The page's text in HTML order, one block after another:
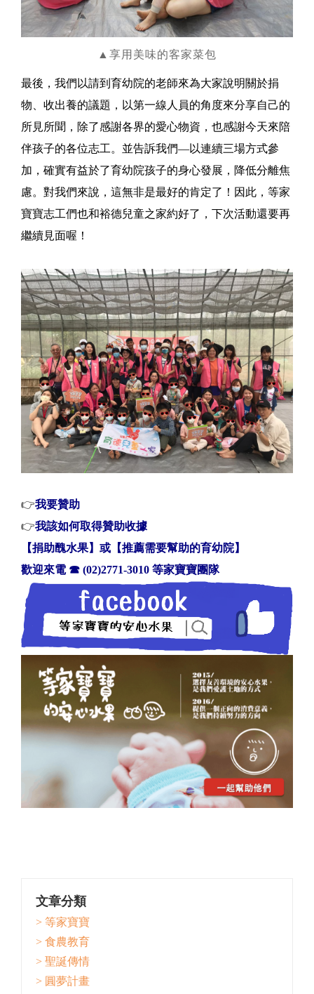
▲享用美味的客家菜包
最後，我們以請到育幼院的老師來為大家說明關於捐
物、收出養的議題，以第一線人員的角度來分享自己的
所見所聞，除了感謝各界的愛心物資，也感謝今天來陪
伴孩子的各位志工。並告訴我們—以連續三場方式參
加，確實有益於了育幼院孩子的身心發展，降低分離焦
慮。對我們來說，這無非是最好的肯定了！因此，等家
寶寶志工們也和裕德兒童之家約好了，下次活動還要再
繼續見面喔！
👉我要贊助
👉我該如何取得贊助收據
【捐助醜水果】或【推薦需要幫助的育幼院】
歡迎來電☎ (02)2771-3010 等家寶寶團隊
文章分類
> 等家寶寶
> 食農教育
> 聖誕傳情
> 圓夢計畫